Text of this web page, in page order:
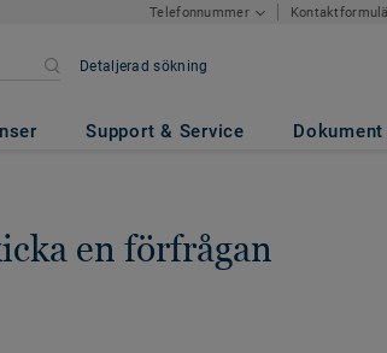
Telefonnummer
Detaljerad sökning
Support & Service Dokument
en förfrågan